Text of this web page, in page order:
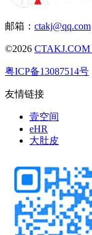
邮箱： ctakj@qq.com
©2026 CTAKJ.COM
粤ICP备13087514号
友情链接
壹空间
eHR
大肚皮